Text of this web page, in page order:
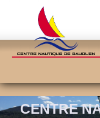
CENTRE
Panneau de gestion